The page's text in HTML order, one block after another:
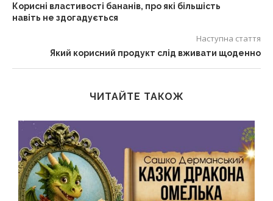
Корисні властивості бананів, про які більшість
навіть не здогадується
Наступна стаття
Який корисний продукт слід вживати щоденно
ЧИТАЙТЕ ТАКОЖ